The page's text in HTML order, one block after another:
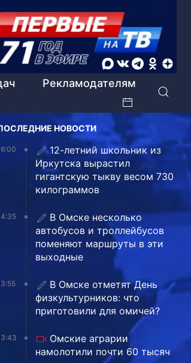
Рекламодателям
НОВОСТИ
12-летний школьник из
Иркутска вырастил
гигантскую тыкву весом 730
килограммов
В Омске несколько
автобусов и троллейбусов
поменяют маршруты в эти
выходные
В Омске отметят День
физкультурников: что
приготовили для омичей?
Омские аграрии
намолотили почти 60 тысяч